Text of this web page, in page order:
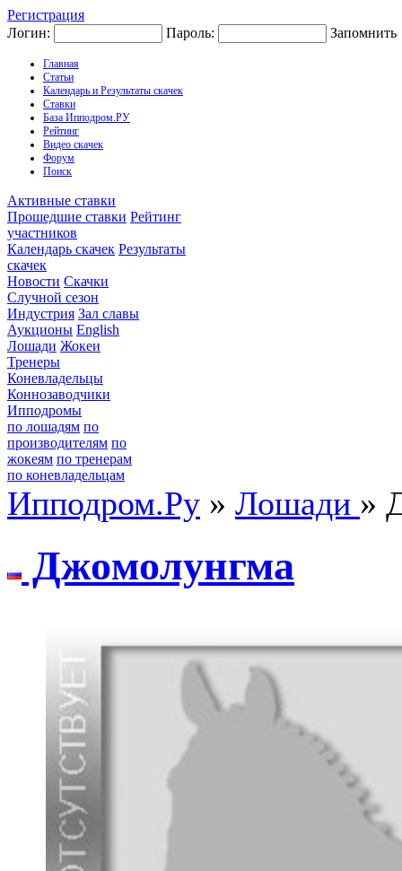
Регистрация
Логин:
Пароль: Запомнить
Главная
Статьи
Календарь и Результаты скачек
Ставки
База Ипподром.РУ
Рейтинг
Видео скачек
Форум
Поиск
Активные ставки
Прошедшие ставки Рейтинг
участников
Календарь скачек Результаты
скачек
Новости Скачки
Случной сезон
Индустрия Зал славы
Аукционы English
Лошади Жокеи
Тренеры
Коневладельцы
Коннозаводчики
Ипподромы
по лошадям по
производителям по
жокеям по тренерам
по коневладельцам
Ипподром.Ру » Лошади »
Джoмoлунгмa